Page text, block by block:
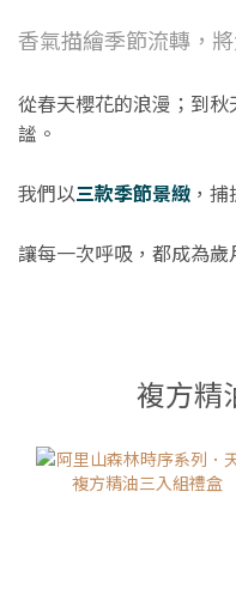
香氣描繪季節流轉，
從春天櫻花的浪漫；到
謐。
我們以三款季節景緻 ，捕
讓每一次呼吸，都成為歲
複方精